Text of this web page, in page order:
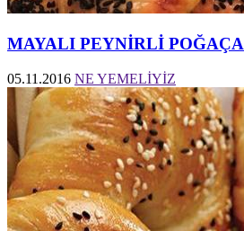
MAYALI PEYNİRLİ POĞAÇA
05.11.2016 NE YEMELİYİZ